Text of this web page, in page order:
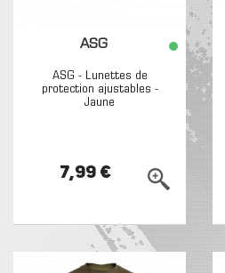
ASG
ASG - Lunettes de
protection ajustables -
Jaune
7,99 €